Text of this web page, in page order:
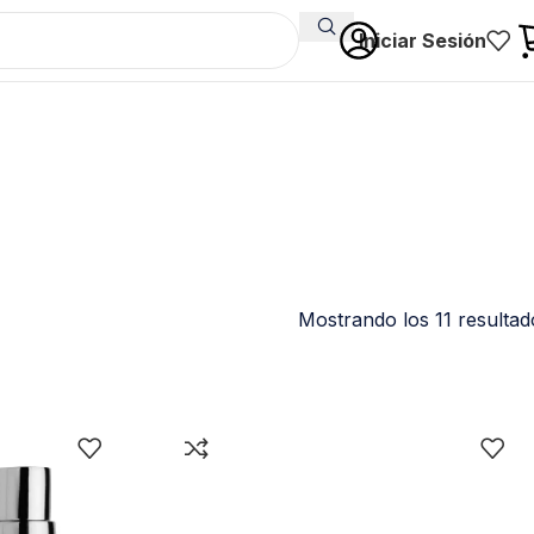
Iniciar Sesión
Mostrando los 11